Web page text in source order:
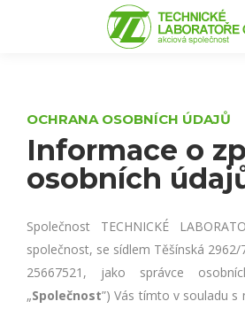
OCHRANA OSOBNÍCH ÚDAJŮ
Informace o
osobních
Společnost TECHNICKÉ
společnost, se sídlem Těšínská 2962/
25667521, jako správce
„Společnost”) Vás tímto v souladu s